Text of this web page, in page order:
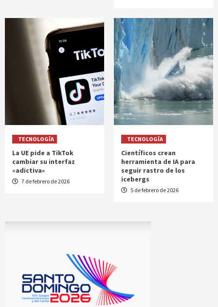
TECNOLOGÍA
La UE pide a TikTok
cambiar su interfaz
«adictiva»
7 de febrero de 2026
TECNOLOGÍA
Científicos crean
herramienta de IA para
seguir rastro de los
icebergs
5 de febrero de 2026